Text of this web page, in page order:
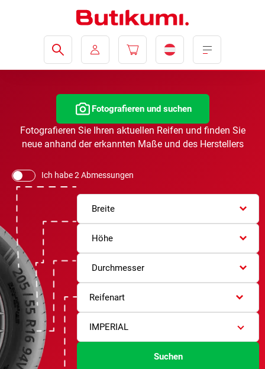
Fotografieren und suchen
Fotografieren Sie Ihren aktuellen Reifen und finden Sie
neue anhand der erkannten Maße und des Herstellers
Ich habe 2 Abmessungen
Breite
Höhe
Durchmesser
Reifenart
IMPERIAL
Suchen